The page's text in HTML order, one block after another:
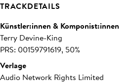
TRACKDETAILS
Künstler:innen & Komponist:innen
Terry Devine-King
PRS: 00159791619, 50%
Verlage
Audio Network Rights Limited